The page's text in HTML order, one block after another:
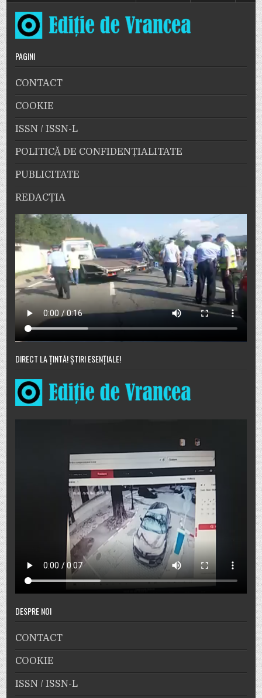
PAGINI
CONTACT
COOKIE
ISSN / ISSN-L
POLITICĂ DE CONFIDENȚIALITATE
PUBLICITATE
REDACȚIA
DIRECT LA ȚINTĂ! ȘTIRI ESENȚIALE!
DESPRE NOI
CONTACT
COOKIE
ISSN / ISSN-L